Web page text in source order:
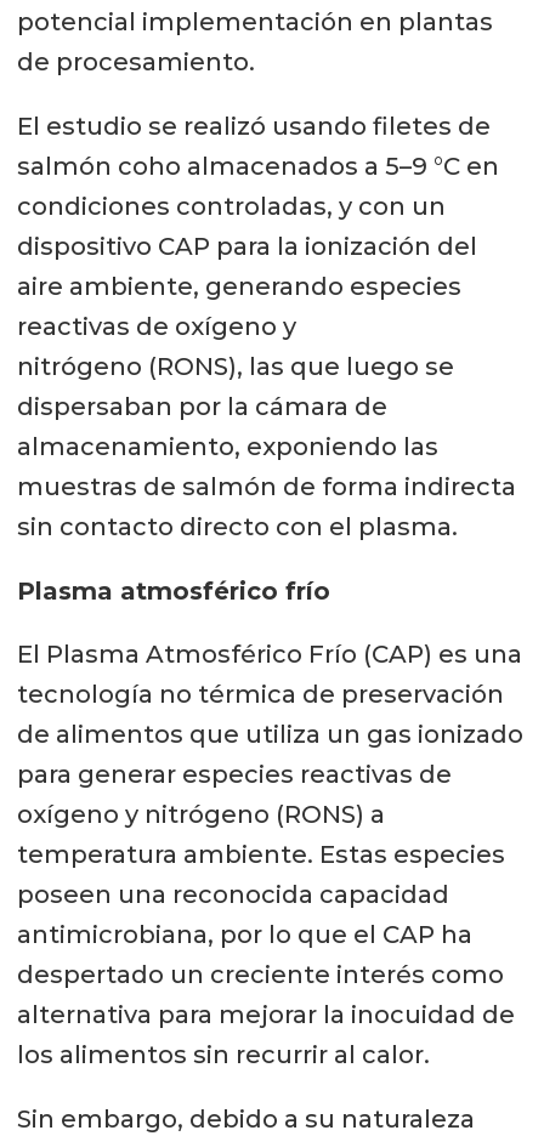
potencial implementación en plantas
de procesamiento.
El estudio se realizó usando filetes de
salmón coho almacenados a 5–9 °C en
condiciones controladas, y con un
dispositivo CAP para la ionización del
aire ambiente, generando especies
reactivas de oxígeno y
nitrógeno (RONS), las que luego se
dispersaban por la cámara de
almacenamiento, exponiendo las
muestras de salmón de forma indirecta
sin contacto directo con el plasma.
Plasma atmosférico frío
El Plasma Atmosférico Frío (CAP) es una
tecnología no térmica de preservación
de alimentos que utiliza un gas ionizado
para generar especies reactivas de
oxígeno y nitrógeno (RONS) a
temperatura ambiente. Estas especies
poseen una reconocida capacidad
antimicrobiana, por lo que el CAP ha
despertado un creciente interés como
alternativa para mejorar la inocuidad de
los alimentos sin recurrir al calor.
Sin embargo, debido a su naturaleza